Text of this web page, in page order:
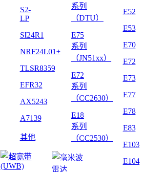
S2-
LP
SI24R1
NRF24L01+
TLSR8359
EFR32
AX5243
A7139
其他
系列
（DTU）
E75
系列
（JN51xx）
E72
系列
（CC2630）
E18
系列
（CC2530）
E52
E53
E70
E72
E73
E77
E78
E83
E103
E104